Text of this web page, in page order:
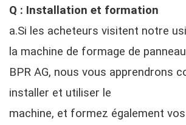
Q : Installation et formation
a.Si les acheteurs visitent notre
la machine de formage de
BPR AG, nous vous apprendrons
installer et utiliser le
machine, et formez également vos